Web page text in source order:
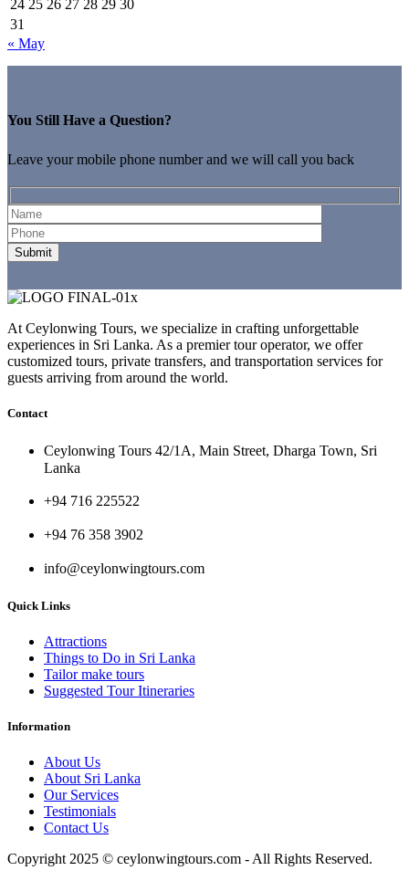
24 25 26 27 28 29 30
31
« May
You Still Have a Question?
Leave your mobile phone number and we will call you back
At Ceylonwing Tours, we specialize in crafting unforgettable
experiences in Sri Lanka. As a premier tour operator, we offer
customized tours, private transfers, and transportation services for
guests arriving from around the world.
Contact
Ceylonwing Tours 42/1A, Main Street, Dharga Town, Sri
Lanka
+94 716 225522
+94 76 358 3902
info@ceylonwingtours.com
Quick Links
Attractions
Things to Do in Sri Lanka
Tailor make tours
Suggested Tour Itineraries
Information
About Us
About Sri Lanka
Our Services
Testimonials
Contact Us
Copyright 2025 © ceylonwingtours.com - All Rights Reserved.